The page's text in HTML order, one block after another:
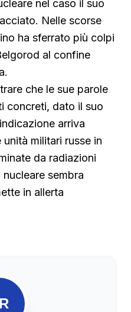
nel caso il suo
Nelle scorse
ha sferrato più colpi
al confine
che le sue parole
concreti, dato il suo
arriva
militari russe in
da radiazioni
sembra
in allerta